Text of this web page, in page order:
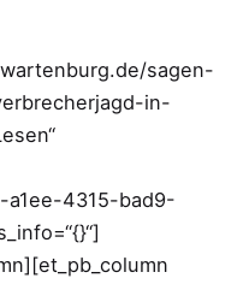
sagen-
in-
a1ee-4315-bad9-